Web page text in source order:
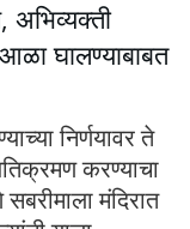
अभिव्यक्ती
घालण्याबाबत
निर्णयावर ते
करण्याचा
मंदिरात